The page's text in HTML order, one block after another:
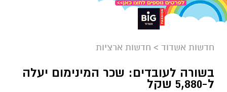
חדשות אשדוד > חדשות ארציות
בשורה לעובדים: שכר המינימום יעלה
ל-5,880 שקל